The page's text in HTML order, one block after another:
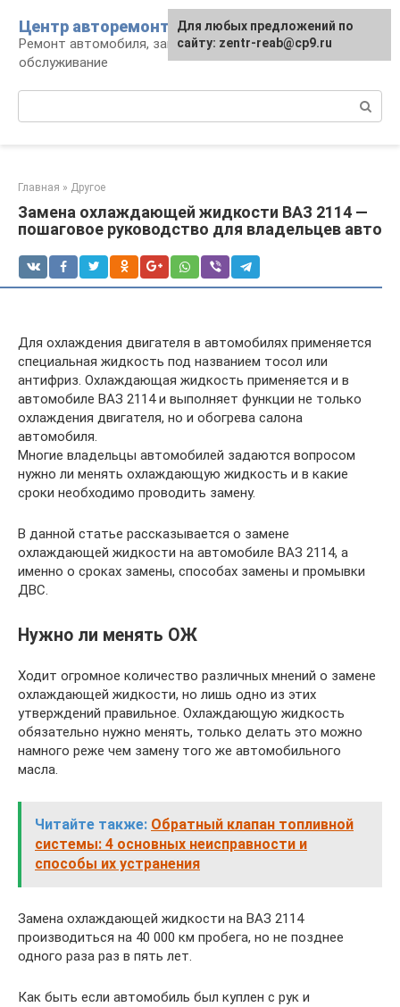
контенту
Центр авторемонта
Ремонт автомобиля, запчасти и
обслуживание
Главная » Другое
Замена охлаждающей жидкости ВАЗ 2114 —
пошаговое руководство для владельцев авто
Для охлаждения двигателя в автомобилях применяется
специальная жидкость под названием тосол или
антифриз. Охлаждающая жидкость применяется и в
автомобиле ВАЗ 2114 и выполняет функции не только
охлаждения двигателя, но и обогрева салона
автомобиля.
Многие владельцы автомобилей задаются вопросом
нужно ли менять охлаждающую жидкость и в какие
сроки необходимо проводить замену.
В данной статье рассказывается о замене
охлаждающей жидкости на автомобиле ВАЗ 2114, а
именно о сроках замены, способах замены и промывки
ДВС.
Нужно ли менять ОЖ
Ходит огромное количество различных мнений о замене
охлаждающей жидкости, но лишь одно из этих
утверждений правильное. Охлаждающую жидкость
обязательно нужно менять, только делать это можно
намного реже чем замену того же автомобильного
масла.
Читайте также: Обратный клапан топливной
системы: 4 основных неисправности и
способы их устранения
Замена охлаждающей жидкости на ВАЗ 2114
производиться на 40 000 км пробега, но не позднее
одного раза раз в пять лет.
Как быть если автомобиль был куплен с рук и
Для любых предложений по
сайту: zentr-reab@cp9.ru